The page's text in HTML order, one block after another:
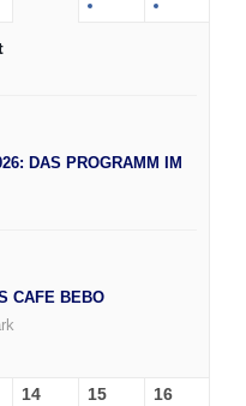
DAS PROGRAMM IM
CAFE BEBO
14 15 16